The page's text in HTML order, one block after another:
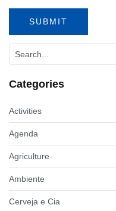
Categories
Activities
Agenda
Agriculture
Ambiente
Cerveja e Cia